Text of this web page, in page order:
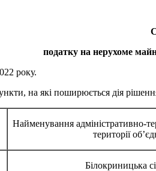
податку на нерухоме
року.
на які поширюється дія
Найменування адміністративно-
території
Білокриницька